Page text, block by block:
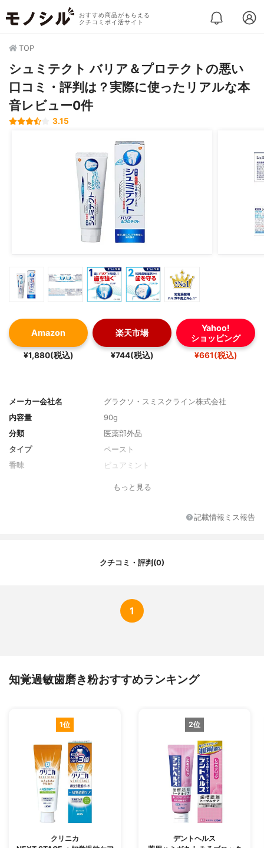
おすすめ商品がもらえる
クチコミポイ活サイト
TOP
シュミテクト バリア＆プロテクトの悪い
口コミ・評判は？実際に使ったリアルな本
音レビュー0件
3.15
Amazon
¥1,880(税込)
楽天市場
¥744(税込)
Yahoo!
ショッピング
¥661(税込)
メーカー会社名
グラクソ・スミスクライン株式会社
内容量
90g
分類
医薬部外品
タイプ
ペースト
香味
ピュアミント
フッ素配合(1450ppm)、研磨剤使用、発泡
剤使用
もっと見る
記載情報ミス報告
クチコミ・評判(0)
1
知覚過敏歯磨き粉おすすめランキング
1位
クリニカ
2位
デントヘルス